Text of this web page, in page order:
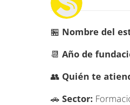
🏪 Nombre del
📆 Año de
👥 Quién te
🚗 Sector: